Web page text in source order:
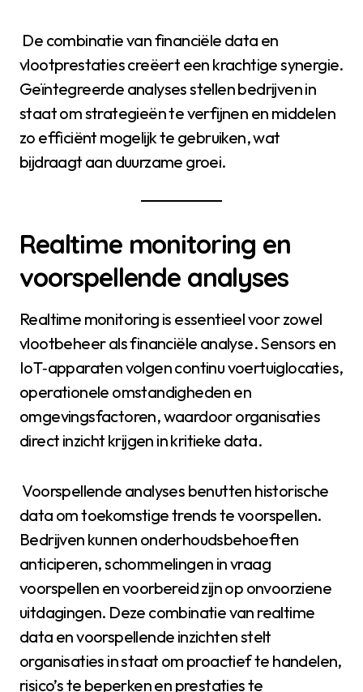
De combinatie van financiële data en
vlootprestaties creëert een krachtige synergie.
Geïntegreerde analyses stellen bedrijven in
staat om strategieën te verfijnen en middelen
zo efficiënt mogelijk te gebruiken, wat
bijdraagt aan duurzame groei.
Realtime monitoring en
voorspellende analyses
Realtime monitoring is essentieel voor zowel
vlootbeheer als financiële analyse. Sensors en
IoT‑apparaten volgen continu voertuiglocaties,
operationele omstandigheden en
omgevingsfactoren, waardoor organisaties
direct inzicht krijgen in kritieke data.
Voorspellende analyses benutten historische
data om toekomstige trends te voorspellen.
Bedrijven kunnen onderhoudsbehoeften
anticiperen, schommelingen in vraag
voorspellen en voorbereid zijn op onvoorziene
uitdagingen. Deze combinatie van realtime
data en voorspellende inzichten stelt
organisaties in staat om proactief te handelen,
risico’s te beperken en prestaties te